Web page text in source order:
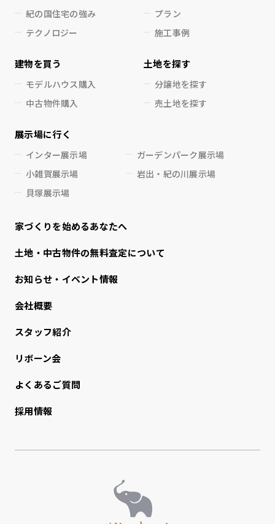
紀の国住宅の強み
テクノロジー
プラン
施工事例
建物を買う
モデルハウス購入
中古物件購入
土地を探す
分譲地を探す
売土地を探す
展示場に行く
インター展示場
ガーデンパーク展示場
小雑賀展示場
岩出・紀の川展示場
貝塚展示場
家づくりを始めるあなたへ
⼟地・中古物件の無料査定について
お知らせ・イベント情報
会社概要
スタッフ紹介
リボーン会
よくあるご質問
採用情報